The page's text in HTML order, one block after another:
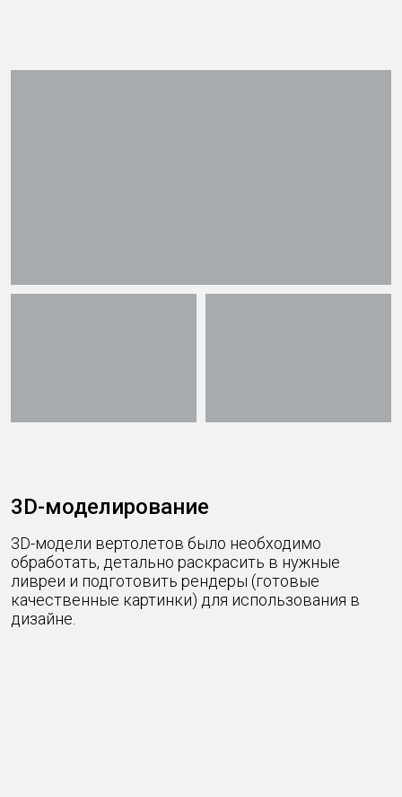
3D-моделирование
3D-модели вертолетов было необходимо
обработать, детально раскрасить в нужные
ливреи и подготовить рендеры (готовые
качественные картинки) для использования в
дизайне.